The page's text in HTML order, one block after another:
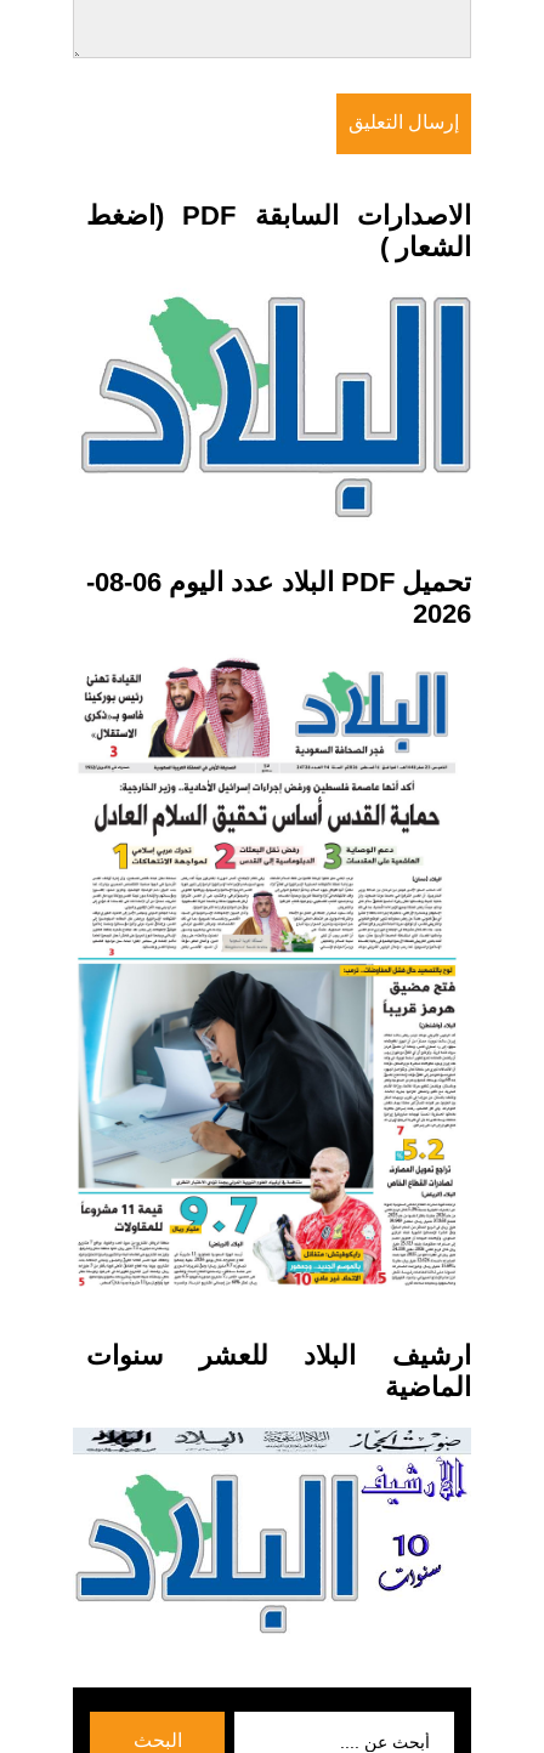
الاصدارات السابقة PDF (اضغط
الشعار )
تحميل PDF البلاد عدد اليوم 06-08-
2026
ارشيف البلاد للعشر سنوات
الماضية
البحث